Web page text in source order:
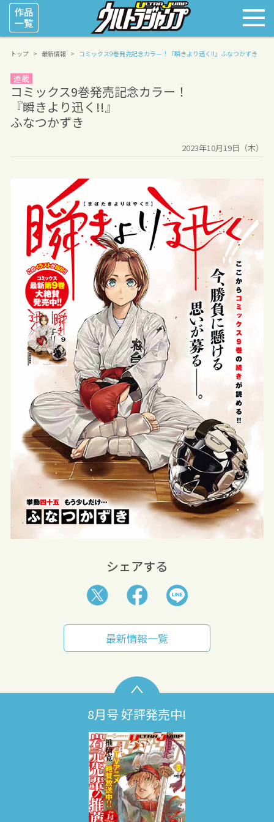
トップ 最新情報 コミックス9巻発売記念カラー！ 『瞬きより迅く!!』 ふなつかずき
連載
コミックス9巻発売記念カラー！
『瞬きより迅く!!』
ふなつかずき
2023年10月19日（木）
シェアする
最新情報一覧
8月号 好評発売中!